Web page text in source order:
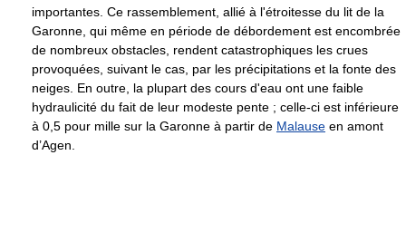
importantes. Ce rassemblement, allié à l'étroitesse du lit de la
Garonne, qui même en période de débordement est encombrée
de nombreux obstacles, rendent catastrophiques les crues
provoquées, suivant le cas, par les précipitations et la fonte des
neiges. En outre, la plupart des cours d'eau ont une faible
hydraulicité du fait de leur modeste pente ; celle-ci est inférieure
à 0,5 pour mille sur la Garonne à partir de Malause en amont
d’Agen.